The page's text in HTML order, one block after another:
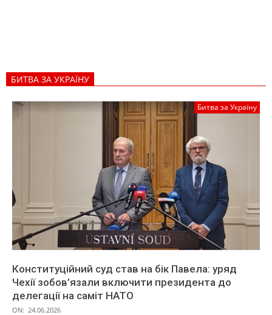
БИТВА ЗА УКРАЇНУ
Битва за Україну
Конституційний суд став на бік Павела: уряд
Чехії зобов’язали включити президента до
делегації на саміт НАТО
ON: 24.06.2026